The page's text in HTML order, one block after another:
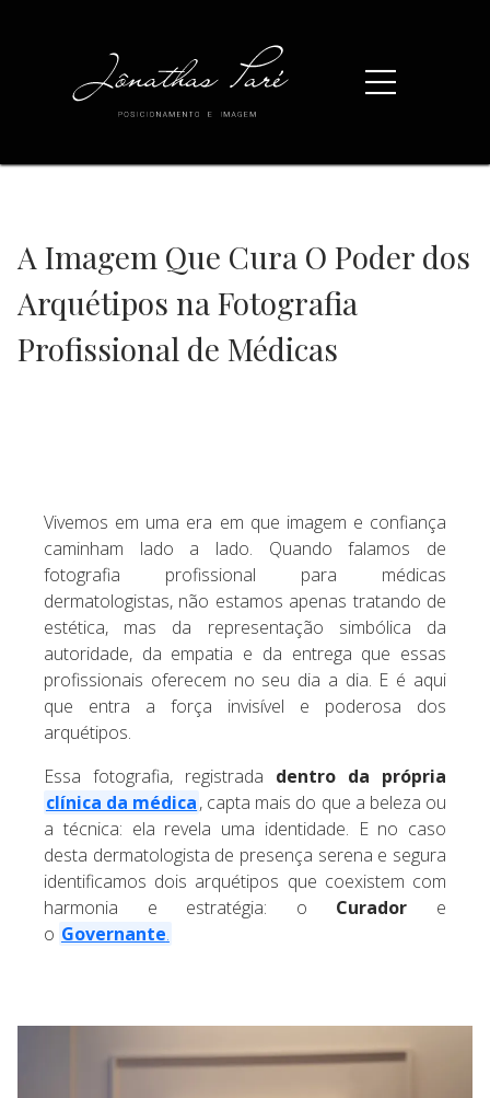
A Imagem Que Cura O Poder dos
Arquétipos na Fotografia
Profissional de Médicas
Vivemos em uma era em que imagem e confiança
caminham lado a lado. Quando falamos de
fotografia profissional para médicas
dermatologistas, não estamos apenas tratando de
estética, mas da representação simbólica da
autoridade, da empatia e da entrega que essas
profissionais oferecem no seu dia a dia. E é aqui
que entra a força invisível e poderosa dos
arquétipos.
Essa fotografia, registrada dentro da própria
clínica da médica, capta mais do que a beleza ou
a técnica: ela revela uma identidade. E no caso
desta dermatologista de presença serena e segura
identificamos dois arquétipos que coexistem com
harmonia e estratégia: o Curador e
o Governante.